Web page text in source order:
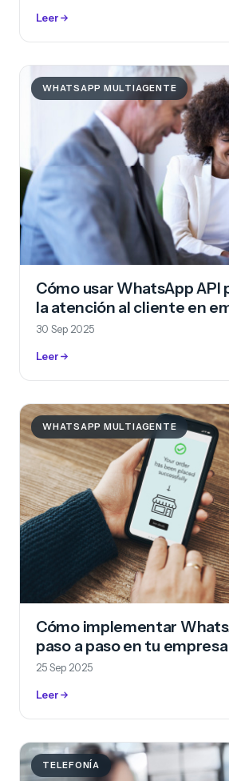
Leer
WHATSAPP MULTIAGENTE
Cómo usar WhatsApp API
la atención al cliente en
30 Sep 2025
Leer
WHATSAPP MULTIAGENTE
Cómo implementar
paso a paso en tu empresa
25 Sep 2025
Leer
TELEFONÍA